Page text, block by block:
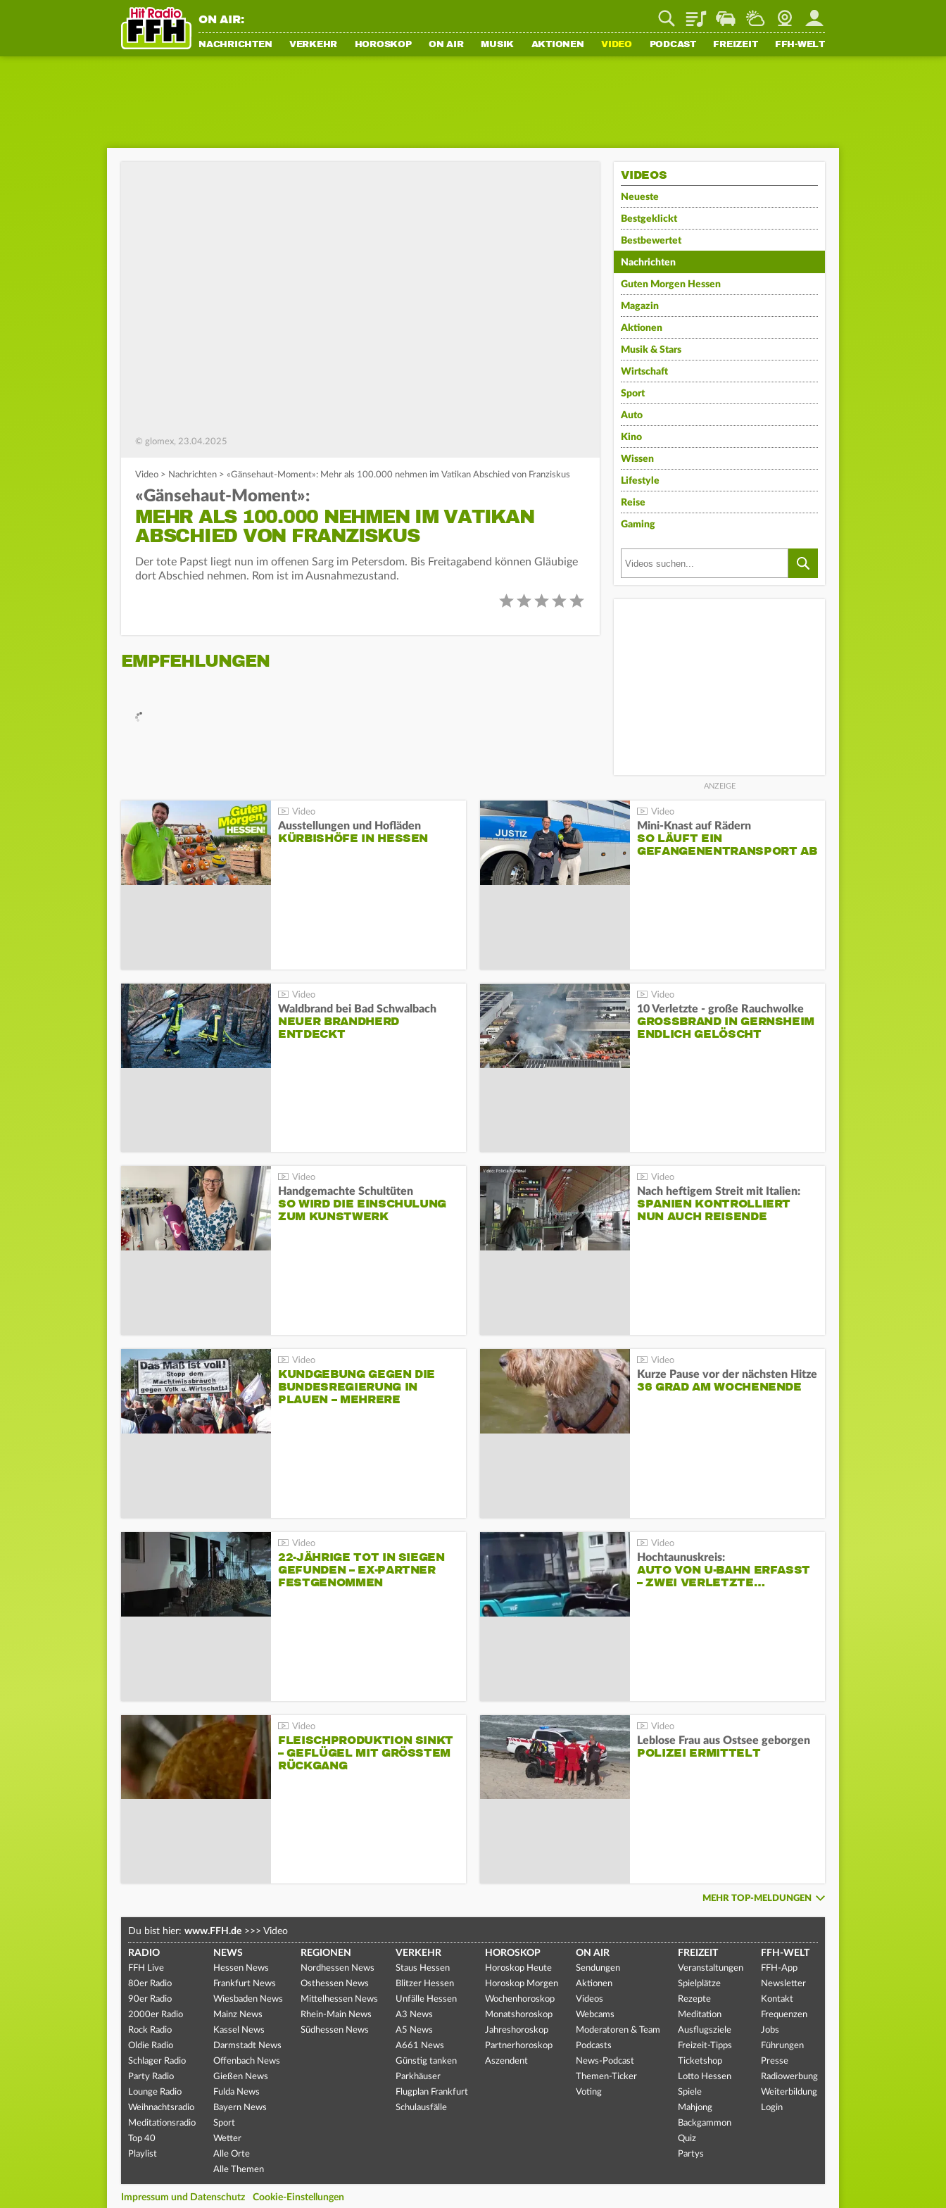
ON AIR: PlaylistStaupilotWetterWebcamMein FFH
NACHRICHTEN VERKEHR HOROSKOP ON AIR MUSIK AKTIONEN VIDEO PODCAST FREIZEIT FFH-WELT
© glomex, 23.04.2025
Video > Nachrichten > «Gänsehaut-Moment»: Mehr als 100.000 nehmen im Vatikan Abschied von Franziskus
«Gänsehaut-Moment»:
MEHR ALS 100.000 NEHMEN IM VATIKAN
ABSCHIED VON FRANZISKUS
Der tote Papst liegt nun im offenen Sarg im Petersdom. Bis Freitagabend können Gläubige
dort Abschied nehmen. Rom ist im Ausnahmezustand.
EMPFEHLUNGEN
VIDEOS
Neueste
Bestgeklickt
Bestbewertet
Nachrichten
Guten Morgen Hessen
Magazin
Aktionen
Musik & Stars
Wirtschaft
Sport
Auto
Kino
Wissen
Lifestyle
Reise
Gaming
Ausstellungen und Hofläden
KÜRBISHÖFE IN HESSEN
Mini-Knast auf Rädern
SO LÄUFT EIN
GEFANGENENTRANSPORT AB
Waldbrand bei Bad Schwalbach
NEUER BRANDHERD
ENTDECKT
10 Verletzte - große Rauchwolke
GROSSBRAND IN GERNSHEIM E
NDLICH GELÖSCHT
Handgemachte Schultüten
SO WIRD DIE EINSCHULUNG
ZUM KUNSTWERK
Nach heftigem Streit mit Italien:
SPANIEN KONTROLLIERT
NUN AUCH REISENDE
KUNDGEBUNG GEGEN DIE
BUNDESREGIERUNG IN
PLAUEN – MEHRERE
Kurze Pause vor der nächsten Hitze
36 GRAD AM WOCHENENDE
22-JÄHRIGE TOT IN SIEGEN
GEFUNDEN – EX-PARTNER
FESTGENOMMEN
Hochtaunuskreis:
AUTO VON U-BAHN ERFASST
– ZWEI VERLETZTE…
FLEISCHPRODUKTION SINKT
– GEFLÜGEL MIT GRÖSSTEM R
ÜCKGANG
Leblose Frau aus Ostsee geborgen
POLIZEI ERMITTELT
MEHR TOP-MELDUNGEN
Du bist hier: www.FFH.de >>> Video
RADIO
FFH Live
80er Radio
90er Radio
2000er Radio
Rock Radio
Oldie Radio
Schlager Radio
Party Radio
Lounge Radio
Weihnachtsradio
Meditationsradio
Top 40
Playlist
NEWS
Hessen News
Frankfurt News
Wiesbaden News
Mainz News
Kassel News
Darmstadt News
Offenbach News
Gießen News
Fulda News
Bayern News
Sport
Wetter
Alle Orte
Alle Themen
REGIONEN
Nordhessen News
Osthessen News
Mittelhessen News
Rhein-Main News
Südhessen News
VERKEHR
Staus Hessen
Blitzer Hessen
Unfälle Hessen
A3 News
A5 News
A661 News
Günstig tanken
Parkhäuser
Flugplan Frankfurt
Schulausfälle
HOROSKOP
Horoskop Heute
Horoskop Morgen
Wochenhoroskop
Monatshoroskop
Jahreshoroskop
Partnerhoroskop
Aszendent
ON AIR
Sendungen
Aktionen
Videos
Webcams
Moderatoren & Team
Podcasts
News-Podcast
Themen-Ticker
Voting
FREIZEIT
Veranstaltungen
Spielplätze
Rezepte
Meditation
Ausflugsziele
Freizeit-Tipps
Ticketshop
Lotto Hessen
Spiele
Mahjong
Backgammon
Quiz
Partys
FFH-WELT
FFH-App
Newsletter
Kontakt
Frequenzen
Jobs
Führungen
Presse
Radiowerbung
Weiterbildung
Login
Impressum und Datenschutz Cookie-Einstellungen